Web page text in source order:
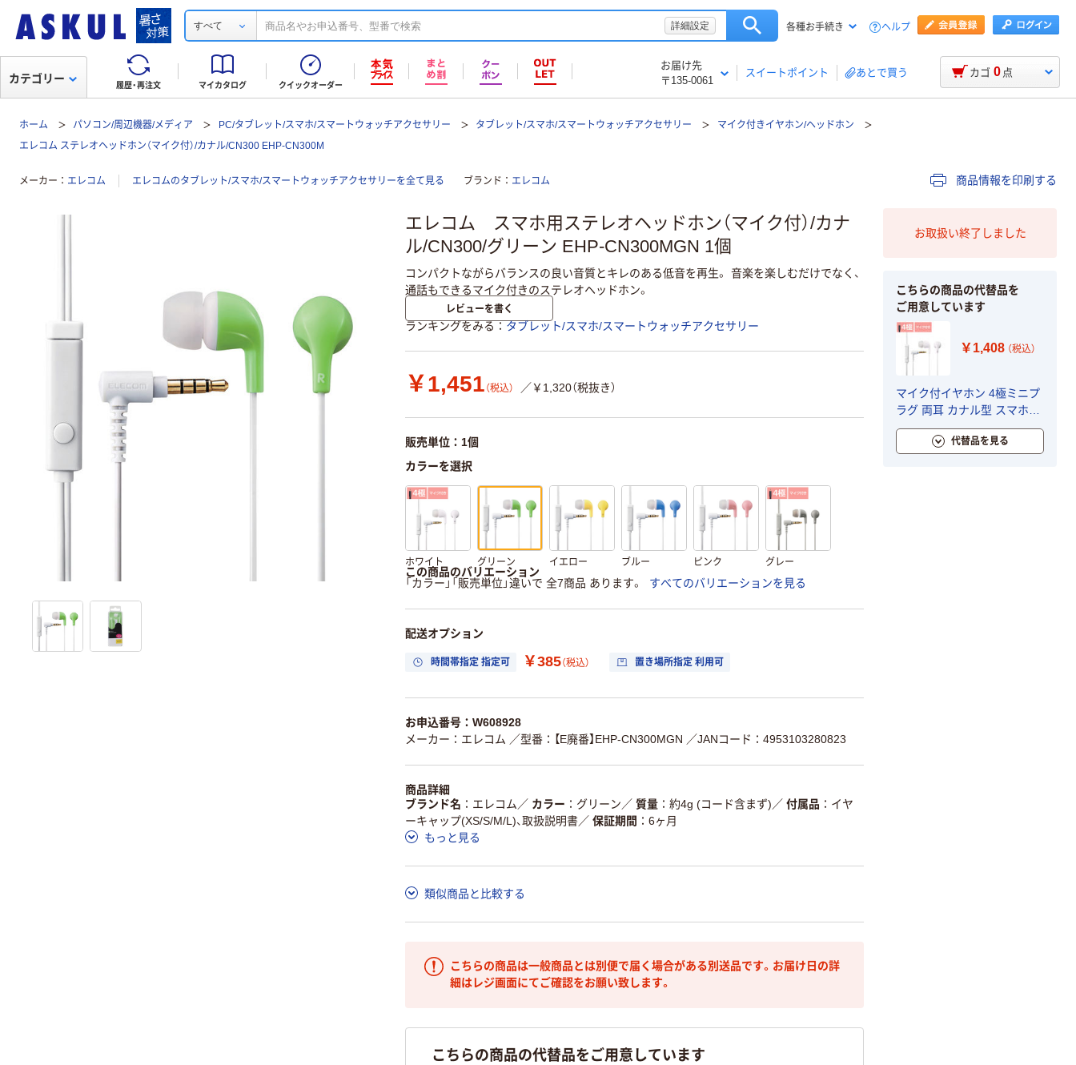
すべて 詳細設定 各種お手続き ヘルプ
履歴・再注文 マイカタログ クイックオーダー
お届け先
〒135-0061
スイートポイント あとで買う
カテゴリー カゴ 0 点
ホーム パソコン/周辺機器/メディア PC/タブレット/スマホ/スマートウォッチアクセサリー タブレット/スマホ/スマートウォッチアクセサリー
マイク付きイヤホン/ヘッドホン
エレコム ステレオヘッドホン（マイク付）/カナル/CN300 EHP-CN300M
メーカー エレコム エレコムのタブレット/スマホ/スマートウォッチアクセサリーを全て見る ブランド エレコム 商品情報を印刷する
エレコム スマホ用ステレオヘッドホン（マイク付）/カナ
ル/CN300/グリーン EHP-CN300MGN 1個
コンパクトながらバランスの良い音質とキレのある低音を再生。 音楽を楽しむだけでなく、
通話もできるマイク付きのステレオヘッドホン。
レビューを書く
ランキングをみる タブレット/スマホ/スマートウォッチアクセサリー
￥1,451 （税込） ／￥1,320（税抜き）
販売単位：1個
カラーを選択
ホワイト グリーン イエロー ブルー ピンク グレー
この商品のバリエーション
「カラー」「販売単位」違いで 全7商品 あります。
すべてのバリエーションを見る
配送オプション
時間帯指定 指定可 ￥385（税込） 置き場所指定 利用可
お申込番号：W608928
メーカー：エレコム ／型番：【E廃番】EHP-CN300MGN ／JANコード：4953103280823
商品詳細
ブランド名
エレコム ／ カラー グリーン ／ 質量 約4g (コード含まず) ／ 付属品
イヤ
ーキャップ(XS/S/M/L)、取扱説明書／ 保証期間
6ヶ月
もっと見る
類似商品と比較する
こちらの商品は一般商品とは別便で届く場合がある別送品です。お届け日の詳
細はレジ画面にてご確認をお願い致します。
こちらの商品の代替品をご用意しています
お取扱い終了しました
こちらの商品の代替品を
ご用意しています
￥1,408 （税込）
マイク付イヤホン 4極ミニプ
ラグ 両耳 カナル型 スマホ用
ステレオヘッドホン ホワイ
ト EHP-CN300MWH エレコ
代替品を見る